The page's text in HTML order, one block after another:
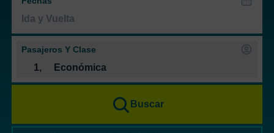
Pasajeros Y Clase
1, Económica
Buscar